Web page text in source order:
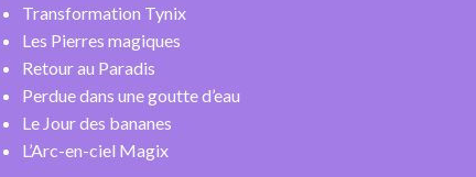
Transformation Tynix
Les Pierres magiques
Retour au Paradis
Perdue dans une goutte d’eau
Le Jour des bananes
L’Arc-en-ciel Magix